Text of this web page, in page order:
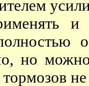
и
но